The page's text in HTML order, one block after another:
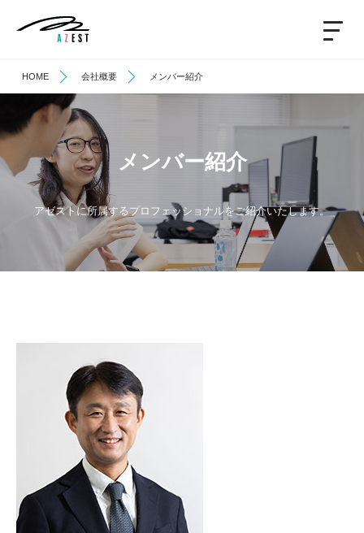
HOME 会社概要 メンバー紹介
メンバー紹介
アゼストに所属するプロフェッショナルをご紹介いたします。